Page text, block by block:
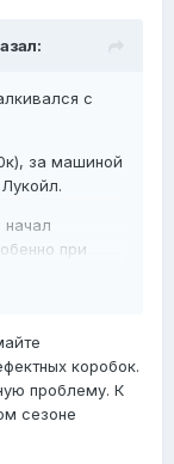
в кузове f56
с такой
300к
с
за машиной
при
иногда при
+
двигатель,
коробок.
проблему. К
сезоне